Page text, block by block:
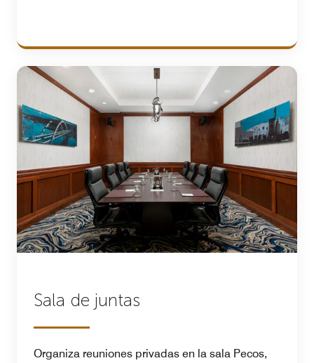
Sala de juntas
Organiza reuniones privadas en la sala Pecos,